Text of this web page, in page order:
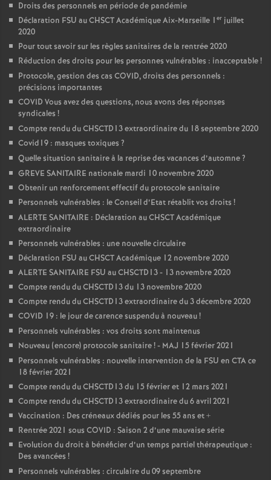
Droits des personnels en période de pandémie
Déclaration FSU au CHSCT Académique Aix-Marseille 1 er juillet
2020
Pour tout savoir sur les règles sanitaires de la rentrée 2020
Réduction des droits pour les personnes vulnérables : inacceptable!
Protocole, gestion des cas COVID, droits des personnels :
précisions importantes
COVID Vous avez des questions, nous avons des réponses
syndicales !
Compte rendu du CHSCTD13 extraordinaire du 18 septembre 2020
Covid19 : masques toxiques ?
Quelle situation sanitaire à la reprise des vacances d’automne?
GREVE SANITAIRE nationale mardi 10 novembre 2020
Obtenir un renforcement effectif du protocole sanitaire
Personnels vulnérables : le Conseil d’Etat rétablit vos droits !
ALERTE SANITAIRE : Déclaration au CHSCT Académique
extraordinaire
Personnels vulnérables : une nouvelle circulaire
Déclaration FSU au CHSCT Académique 12 novembre 2020
ALERTE SANITAIRE FSU au CHSCTD13 - 13 novembre 2020
Compte rendu du CHSCTD13 du 13 novembre 2020
Compte rendu du CHSCTD13 extraordinaire du 3 décembre 2020
COVID 19 : le jour de carence suspendu à nouveau!
Personnels vulnérables : vos droits sont maintenus
Nouveau (encore) protocole sanitaire! - MAJ 15 février 2021
Personnels vulnérables : nouvelle intervention de la FSU en CTA ce
18 février 2021
Compte rendu du CHSCTD13 du 15 février et 12 mars 2021
Compte rendu du CHSCTD13 extraordinaire du 6 avril 2021
Vaccination : Des créneaux dédiés pour les 55 ans et +
Rentrée 2021 sous COVID : Saison 2 d’une mauvaise série
Evolution du droit à bénéficier d’un temps partiel thérapeutique :
Des avancées !
Personnels vulnérables : circulaire du 09 septembre